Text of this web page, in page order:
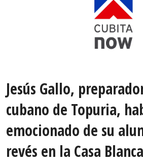
Jesús Gallo,
cubano de Topuria,
emocionado de su
revés en la Casa Blanca